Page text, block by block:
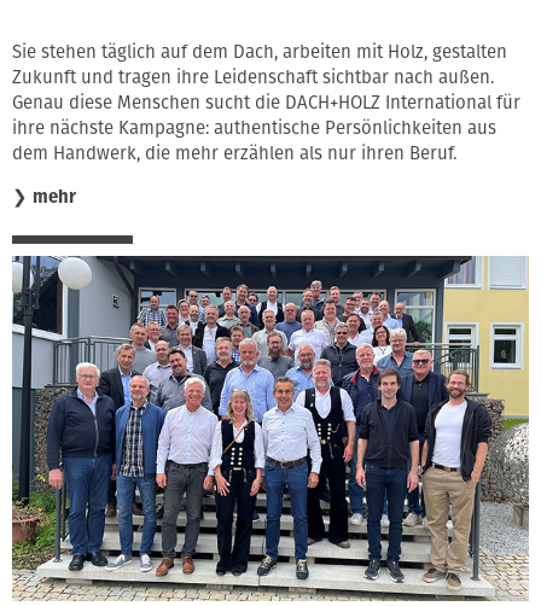
Sie stehen täglich auf dem Dach, arbeiten mit Holz, gestalten
Zukunft und tragen ihre Leidenschaft sichtbar nach außen.
Genau diese Menschen sucht die DACH+HOLZ International für
ihre nächste Kampagne: authentische Persönlichkeiten aus
dem Handwerk, die mehr erzählen als nur ihren Beruf.
❯ mehr